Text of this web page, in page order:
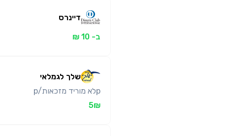
דיינרס
ב- 10 ₪
שלך לגמלאי
pלא מוריד מזכאות/p
5₪